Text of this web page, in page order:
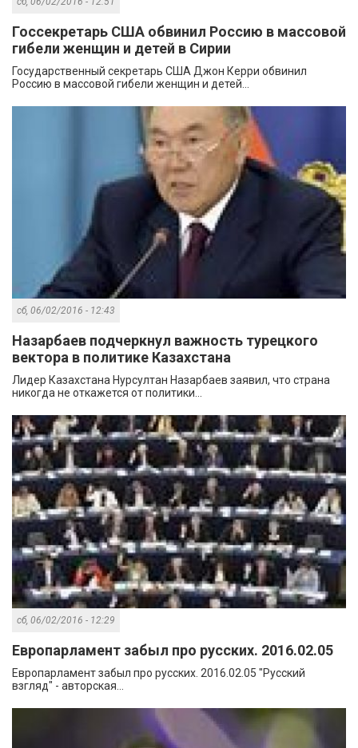
Госсекретарь США обвинил Россию в массовой
гибели женщин и детей в Сирии
Государственный секретарь США Джон Керри обвинил
Россию в массовой гибели женщин и детей...
сб, 06/02/2016 - 12:43
Назарбаев подчеркнул важность турецкого
вектора в политике Казахстана
Лидер Казахстана Нурсултан Назарбаев заявил, что страна
никогда не откажется от политики...
сб, 06/02/2016 - 12:29
Европарламент забыл про русских. 2016.02.05
Европарламент забыл про русских. 2016.02.05 "Русский
взгляд" - авторская...